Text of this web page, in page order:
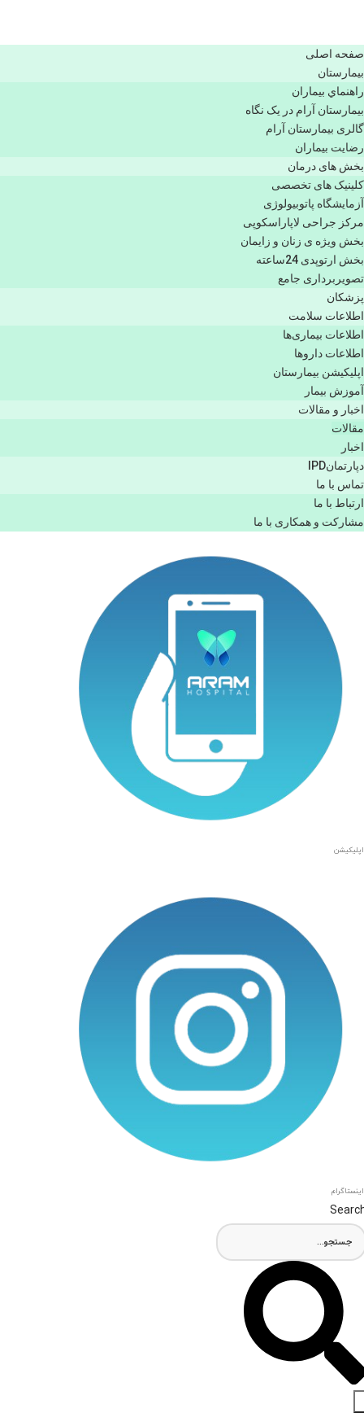
صفحه اصلی
بيمارستان
راهنماي بیماران
بیمارستان آرام در یک نگاه
گالری بیمارستان آرام
رضایت بیماران
بخش های درمان
کلینیک های تخصصی
آزمایشگاه پاتوبیولوژی
مرکز جراحی لاپاراسکوپی
بخش ویژه ی زنان و زایمان
بخش ارتوپدی 24ساعته
تصویربرداری جامع
پزشكان
اطلاعات سلامت
اطلاعات بیماری‌ها
اطلاعات دارو‌ها
اپليكيشن بيمارستان
آموزش بیمار
اخبار و مقالات
مقالات
اخبار
دپارتمانIPD
تماس با ما
ارتباط با ما
مشاركت و همكاری با ما
اپلیکیشن
اینستاگرام